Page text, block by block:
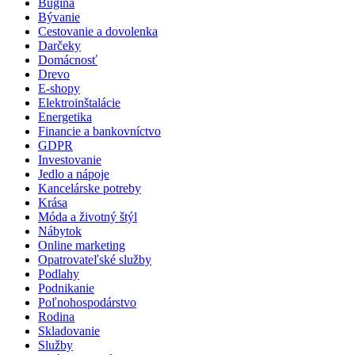
Bugina
Bývanie
Cestovanie a dovolenka
Darčeky
Domácnosť
Drevo
E-shopy
Elektroinštalácie
Energetika
Financie a bankovníctvo
GDPR
Investovanie
Jedlo a nápoje
Kancelárske potreby
Krása
Móda a životný štýl
Nábytok
Online marketing
Opatrovateľské služby
Podlahy
Podnikanie
Poľnohospodárstvo
Rodina
Skladovanie
Služby